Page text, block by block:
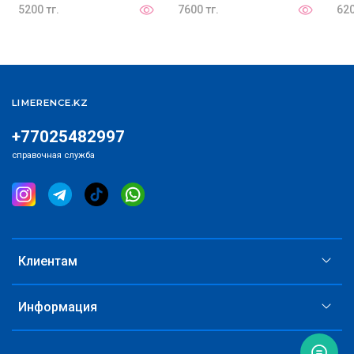
5200 тг.
7600 тг.
Клиентам
Информация
+77025482997
справочная служба
LIMERENCE.KZ